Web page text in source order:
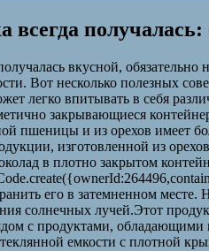
вкусной,
Вот несколько полезных
легко впитывать в себя
закрывающиеся
пшеницы и из орехов имеет
изготовленной из
в плотно закрытом
его в затемненном
солнечных лучей.Этот
с продуктами,
емкости с плотной